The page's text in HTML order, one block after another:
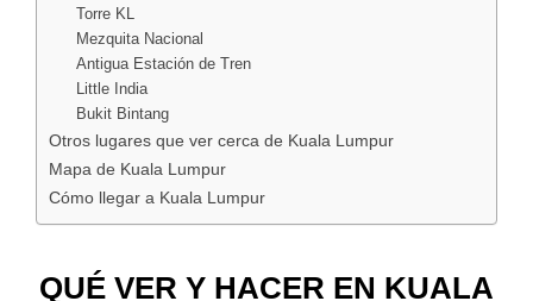
Torre KL
Mezquita Nacional
Antigua Estación de Tren
Little India
Bukit Bintang
Otros lugares que ver cerca de Kuala Lumpur
Mapa de Kuala Lumpur
Cómo llegar a Kuala Lumpur
QUÉ VER Y HACER EN KUALA